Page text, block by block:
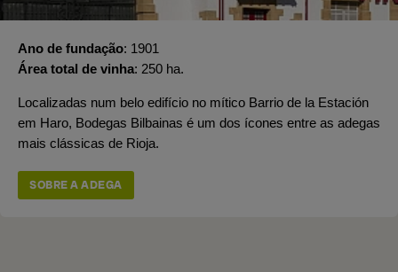
Ano de fundação 1901
Área total de vinha 250 ha.
Localizadas num belo edifício no mítico Barrio de la Estación
em Haro, Bodegas Bilbainas é um dos ícones entre as adegas
mais clássicas de Rioja.
SOBRE A ADEGA